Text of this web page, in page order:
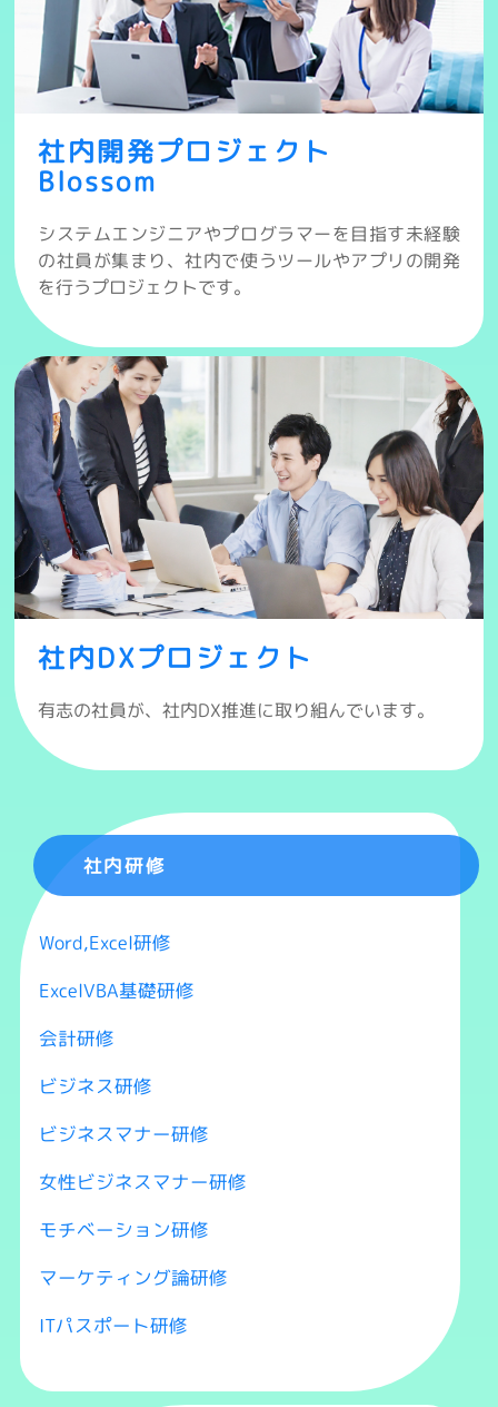
社内開発プロジェクト
Blossom
システムエンジニアやプログラマーを目指す未経験
の社員が集まり、社内で使うツールやアプリの開発
を行うプロジェクトです。
社内DXプロジェクト
有志の社員が、社内DX推進に取り組んでいます。
社内研修
Word,Excel研修
ExcelVBA基礎研修
会計研修
ビジネス研修
ビジネスマナー研修
女性ビジネスマナー研修
モチベーション研修
マーケティング論研修
ITパスポート研修